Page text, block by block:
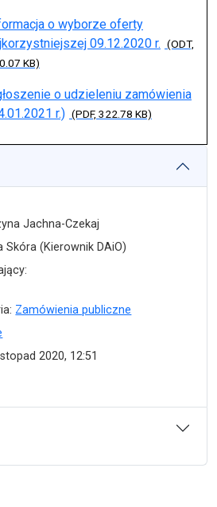
o wyborze oferty
09.12.2020 r. (ODT,
KB)
o udzieleniu zamówienia
r.) (PDF, 322.78 KB)
Jachna-Czekaj
Skóra(Kierownik DAiO)
Zamówienia publiczne
2020, 12:51